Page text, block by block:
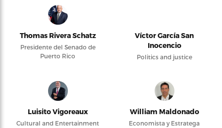
Thomas Rivera Schatz
Presidente del Senado de
Puerto Rico
Víctor García San
Inocencio
Politics and justice
Luisito Vigoreaux
Cultural and Entertainment
William Maldonado
Economista y Estratega